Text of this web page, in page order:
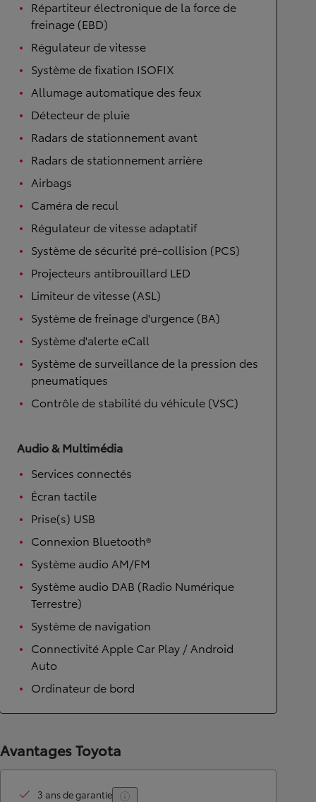
Répartiteur électronique de la force de
freinage (EBD)
Régulateur de vitesse
Système de fixation ISOFIX
Allumage automatique des feux
Détecteur de pluie
Radars de stationnement avant
Radars de stationnement arrière
Airbags
Caméra de recul
Régulateur de vitesse adaptatif
Système de sécurité pré-collision (PCS)
Projecteurs antibrouillard LED
Limiteur de vitesse (ASL)
Système de freinage d'urgence (BA)
Système d'alerte eCall
Système de surveillance de la pression des
pneumatiques
Contrôle de stabilité du véhicule (VSC)
Audio & Multimédia
Services connectés
Écran tactile
Prise(s) USB
Connexion Bluetooth®
Système audio AM/FM
Système audio DAB (Radio Numérique
Terrestre)
Système de navigation
Connectivité Apple Car Play / Android
Auto
Ordinateur de bord
Avantages Toyota
3 ans de garantie